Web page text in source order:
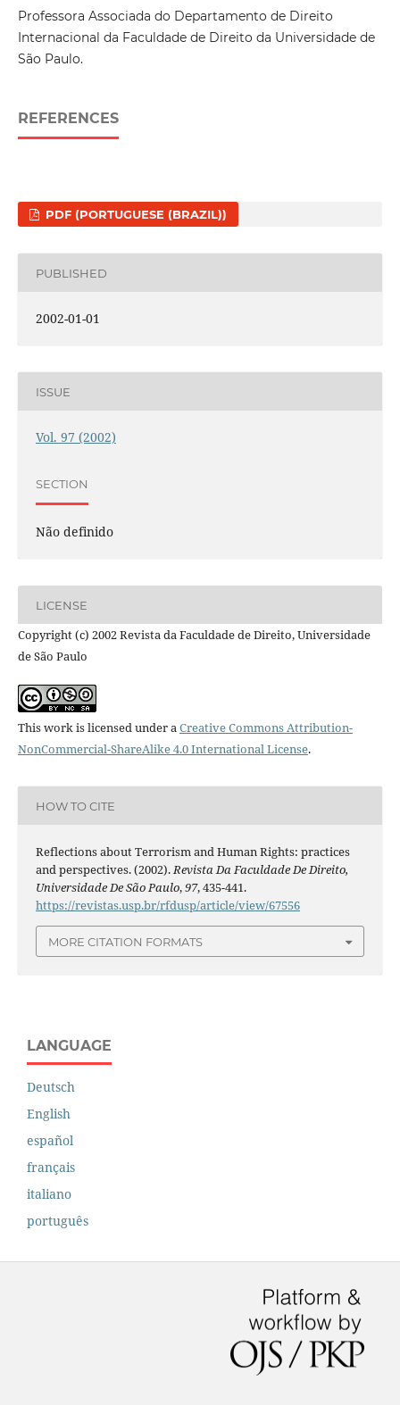
Professora Associada do Departamento de Direito
Internacional da Faculdade de Direito da Universidade de
São Paulo.
REFERENCES
PDF (PORTUGUESE (BRAZIL))
PUBLISHED
2002-01-01
ISSUE
Vol. 97 (2002)
SECTION
Não definido
LICENSE
Copyright (c) 2002 Revista da Faculdade de Direito, Universidade
de São Paulo
This work is licensed under aCreative Commons Attribution-
NonCommercial-ShareAlike 4.0 International License.
HOW TO CITE
Reflections about Terrorism and Human Rights: practices
and perspectives. (2002).Revista Da Faculdade De Direito,
Universidade De São Paulo,97, 435-441.
https://revistas.usp.br/rfdusp/article/view/67556
MORE CITATION FORMATS
LANGUAGE
Deutsch
English
español
français
italiano
português